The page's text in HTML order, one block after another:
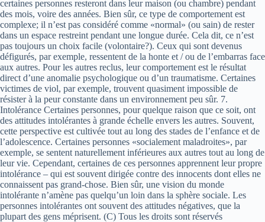
certaines personnes resteront dans leur maison (ou chambre) pendant
des mois, voire des années. Bien sûr, ce type de comportement est
complexe; il n’est pas considéré comme «normal» (ou sain) de rester
dans un espace restreint pendant une longue durée. Cela dit, ce n’est
pas toujours un choix facile (volontaire?). Ceux qui sont devenus
défigurés, par exemple, ressentent de la honte et / ou de l’embarras face
aux autres. Pour les autres reclus, leur comportement est le résultat
direct d’une anomalie psychologique ou d’un traumatisme. Certaines
victimes de viol, par exemple, trouvent quasiment impossible de
résister à la peur constante dans un environnement peu sûr. 7.
Intolérance Certaines personnes, pour quelque raison que ce soit, ont
des attitudes intolérantes à grande échelle envers les autres. Souvent,
cette perspective est cultivée tout au long des stades de l’enfance et de
l’adolescence. Certaines personnes «socialement maladroites», par
exemple, se sentent naturellement inférieures aux autres tout au long de
leur vie. Cependant, certaines de ces personnes apprennent leur propre
intolérance – qui est souvent dirigée contre des innocents dont elles ne
connaissent pas grand-chose. Bien sûr, une vision du monde
intolérante n’amène pas quelqu’un loin dans la sphère sociale. Les
personnes intolérantes ont souvent des attitudes négatives, que la
plupart des gens méprisent. (C) Tous les droits sont réservés